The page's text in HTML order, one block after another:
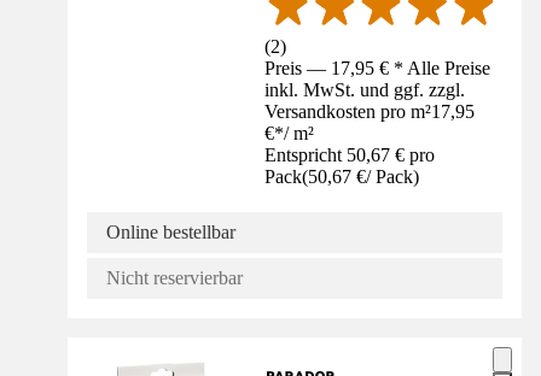
(2)
Preis — 17,95 € * Alle Preise
inkl. MwSt. und ggf. zzgl.
Versandkosten pro m²17,95
€*/ m²
Entspricht 50,67 € pro
Pack(50,67 €/ Pack)
Online bestellbar
Nicht reservierbar